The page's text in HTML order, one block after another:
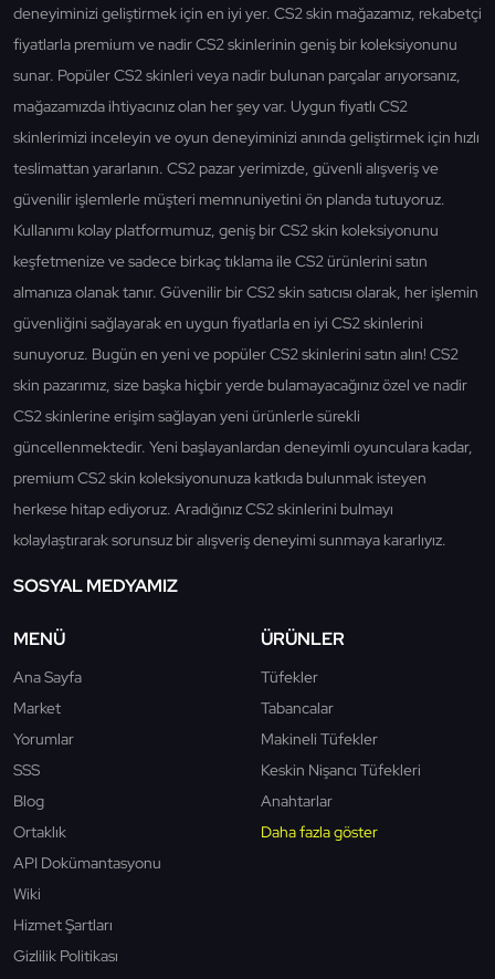
deneyiminizi geliştirmek için en iyi yer. CS2 skin mağazamız, rekabetçi
fiyatlarla premium ve nadir CS2 skinlerinin geniş bir koleksiyonunu
sunar. Popüler CS2 skinleri veya nadir bulunan parçalar arıyorsanız,
mağazamızda ihtiyacınız olan her şey var. Uygun fiyatlı CS2
skinlerimizi inceleyin ve oyun deneyiminizi anında geliştirmek için hızlı
teslimattan yararlanın. CS2 pazar yerimizde, güvenli alışveriş ve
güvenilir işlemlerle müşteri memnuniyetini ön planda tutuyoruz.
Kullanımı kolay platformumuz, geniş bir CS2 skin koleksiyonunu
keşfetmenize ve sadece birkaç tıklama ile CS2 ürünlerini satın
almanıza olanak tanır. Güvenilir bir CS2 skin satıcısı olarak, her işlemin
güvenliğini sağlayarak en uygun fiyatlarla en iyi CS2 skinlerini
sunuyoruz. Bugün en yeni ve popüler CS2 skinlerini satın alın! CS2
skin pazarımız, size başka hiçbir yerde bulamayacağınız özel ve nadir
CS2 skinlerine erişim sağlayan yeni ürünlerle sürekli
güncellenmektedir. Yeni başlayanlardan deneyimli oyunculara kadar,
premium CS2 skin koleksiyonunuza katkıda bulunmak isteyen
herkese hitap ediyoruz. Aradığınız CS2 skinlerini bulmayı
kolaylaştırarak sorunsuz bir alışveriş deneyimi sunmaya kararlıyız.
SOSYAL MEDYAMIZ
MENÜ
Ana Sayfa
Market
Yorumlar
SSS
Blog
Ortaklık
API Dokümantasyonu
Wiki
Hizmet Şartları
Gizlilik Politikası
ÜRÜNLER
Tüfekler
Tabancalar
Makineli Tüfekler
Keskin Nişancı Tüfekleri
Anahtarlar
Daha fazla göster